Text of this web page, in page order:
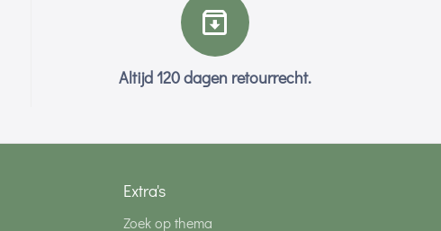
Altijd 120 dagen retourrecht.
Extra's
Zoek op thema